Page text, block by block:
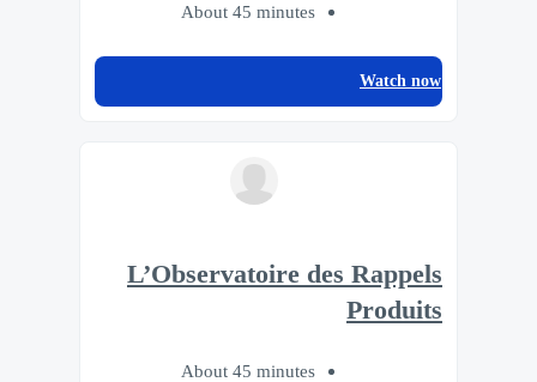
About 45 minutes
Watch now
L’Observatoire des Rappels
Produits
About 45 minutes